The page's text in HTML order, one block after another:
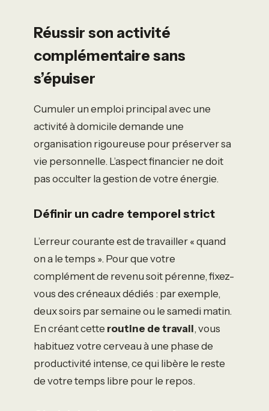
Réussir son activité
complémentaire sans
s’épuiser
Cumuler un emploi principal avec une
activité à domicile demande une
organisation rigoureuse pour préserver sa
vie personnelle. L’aspect financier ne doit
pas occulter la gestion de votre énergie.
Définir un cadre temporel strict
L’erreur courante est de travailler « quand
on a le temps ». Pour que votre
complément de revenu soit pérenne, fixez-
vous des créneaux dédiés : par exemple,
deux soirs par semaine ou le samedi matin.
En créant cette routine de travail, vous
habituez votre cerveau à une phase de
productivité intense, ce qui libère le reste
de votre temps libre pour le repos.